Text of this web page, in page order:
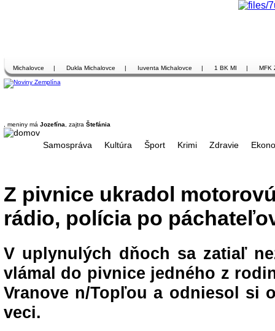
Michalovce | Dukla Michalovce | Iuventa Michalovce | 1 BK MI | MFK
, meniny má Jozefína , zajtra Štefánia
Samospráva Kultúra Šport Krimi Zdravie
Z pivnice ukradol
rádio, polícia po
V uplynulých dňoch sa zatiaľ
vlámal do pivnice jedného z
Vranove n/Topľou a odniesol si
veci.